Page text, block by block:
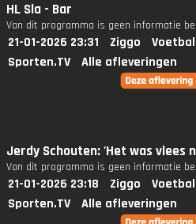
HL Sla - Bar
Van dit programma is geen informatie
21-01-2026 23:31 Ziggo
Sporten.TV
Alle afleveringen
Jerdy Schouten: 'Het was vlees
Van dit programma is geen informatie
21-01-2026 23:18 Ziggo
Sporten.TV
Alle afleveringen